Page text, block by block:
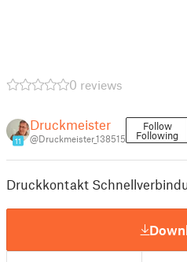
0 reviews
11
Druckmeister
@Druckmeister_138515
Follow
Following
Druckkontakt